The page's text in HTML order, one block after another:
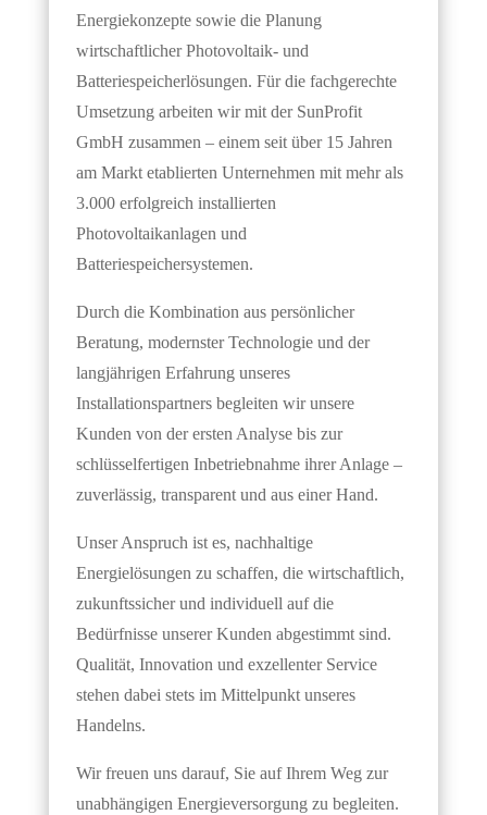
Energiekonzepte sowie die Planung
wirtschaftlicher Photovoltaik- und
Batteriespeicherlösungen. Für die fachgerechte
Umsetzung arbeiten wir mit der SunProfit
GmbH zusammen – einem seit über 15 Jahren
am Markt etablierten Unternehmen mit mehr als
3.000 erfolgreich installierten
Photovoltaikanlagen und
Batteriespeichersystemen.
Durch die Kombination aus persönlicher
Beratung, modernster Technologie und der
langjährigen Erfahrung unseres
Installationspartners begleiten wir unsere
Kunden von der ersten Analyse bis zur
schlüsselfertigen Inbetriebnahme ihrer Anlage –
zuverlässig, transparent und aus einer Hand.
Unser Anspruch ist es, nachhaltige
Energielösungen zu schaffen, die wirtschaftlich,
zukunftssicher und individuell auf die
Bedürfnisse unserer Kunden abgestimmt sind.
Qualität, Innovation und exzellenter Service
stehen dabei stets im Mittelpunkt unseres
Handelns.
Wir freuen uns darauf, Sie auf Ihrem Weg zur
unabhängigen Energieversorgung zu begleiten.